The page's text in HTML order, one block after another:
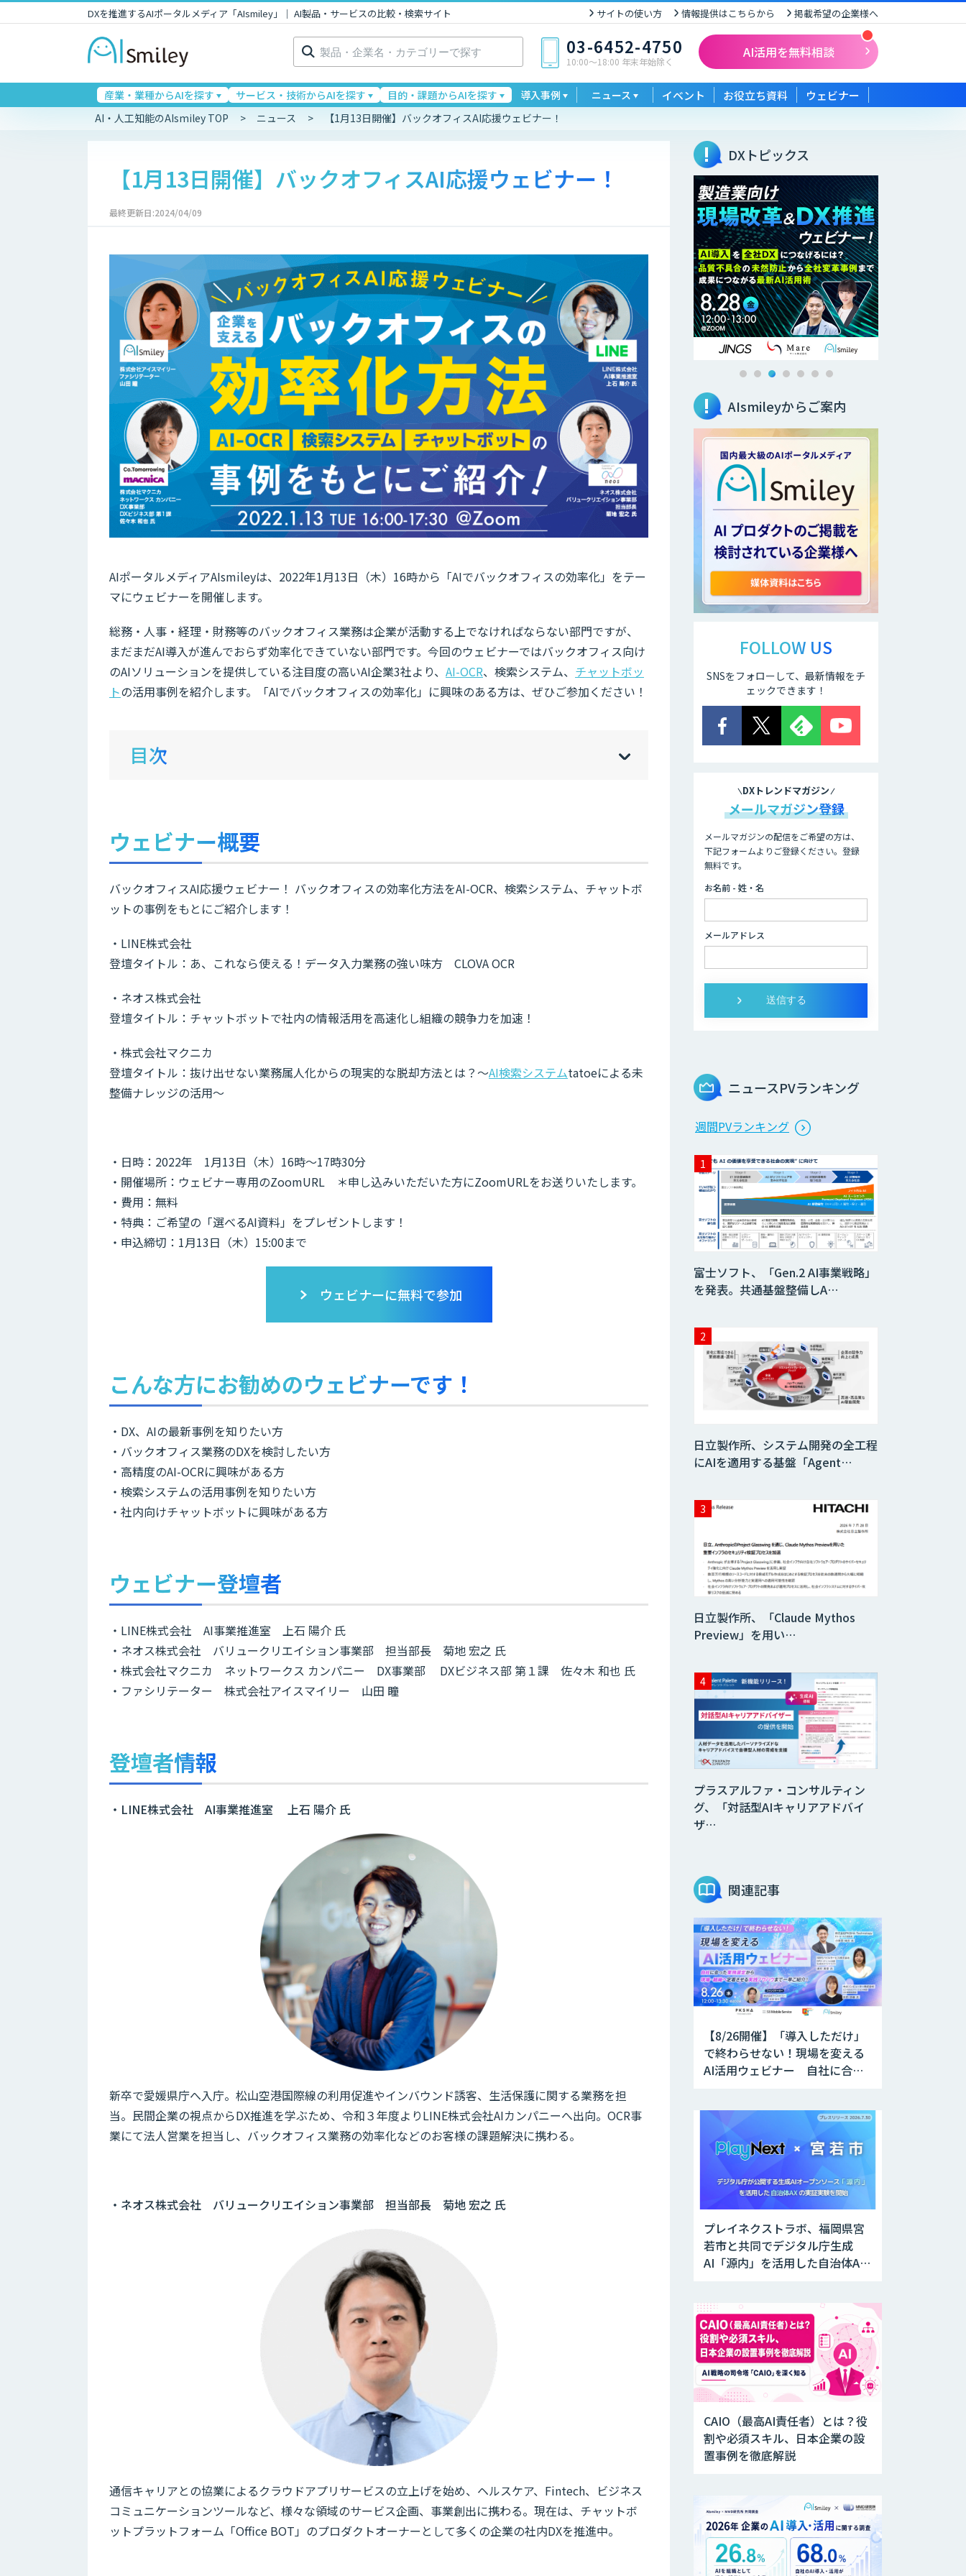
DXを推進するAIポータルメディア「AIsmiley」｜ AI製品・サービスの比較・検索サイト サイトの使い方 情報提供はこちらから 掲載希望の企業様へ
検
索: 03-6452-4750
10:00〜18:00 年末年始除く
AI活用を無料相談
産業・業種からAIを探す サービス・技術からAIを探す 目的・課題からAIを探す 導入事例 ニュース イベント お役立ち資料 ウェビナー
AI・人工知能のAIsmiley TOP ニュース 【1月13日開催】バックオフィスAI応援ウェビナー！
【1月13日開催】バックオフィスAI応援ウェビナー！
最終更新日:2024/04/09
AIポータルメディアAIsmileyは、2022年1月13日（木）16時から「AIでバックオフィスの効率化」をテー
マにウェビナーを開催します。
総務・人事・経理・財務等のバックオフィス業務は企業が活動する上でなければならない部門ですが、
まだまだAI導入が進んでおらず効率化できていない部門です。今回のウェビナーではバックオフィス向け
のAIソリューションを提供している注目度の高いAI企業3社より、 AI-OCR、検索システム、 チャットボッ
トの活用事例を紹介します。「AIでバックオフィスの効率化」に興味のある方は、ぜひご参加ください！
目次 [hi
]
[sh
]
ウェビナー概要
バックオフィスAI応援ウェビナー！ バックオフィスの効率化方法をAI-OCR、検索システム、チャットボ
ットの事例をもとにご紹介します！
・LINE株式会社
登壇タイトル：あ、これなら使える！データ入力業務の強い味方 CLOVA OCR
・ネオス株式会社
登壇タイトル：チャットボットで社内の情報活用を高速化し組織の競争力を加速！
・株式会社マクニカ
登壇タイトル：抜け出せない業務属人化からの現実的な脱却方法とは？〜AI検索システムtatoeによる未
整備ナレッジの活用〜
・日時：2022年 1月13日（木）16時～17時30分
・開催場所：ウェビナー専用のZoomURL ＊申し込みいただいた方にZoomURLをお送りいたします。
・費用：無料
・特典：ご希望の「選べるAI資料」をプレゼントします！
・申込締切：1月13日（木）15:00まで
ウェビナーに無料で参加
こんな方にお勧めのウェビナーです！
・DX、AIの最新事例を知りたい方
・バックオフィス業務のDXを検討したい方
・高精度のAI-OCRに興味がある方
・検索システムの活用事例を知りたい方
・社内向けチャットボットに興味がある方
ウェビナー登壇者
・LINE株式会社 AI事業推進室 上石 陽介 氏
・ネオス株式会社 バリュークリエイション事業部 担当部長 菊地 宏之 氏
・株式会社マクニカ ネットワークス カンパニー DX事業部 DXビジネス部 第１課 佐々木 和也 氏
・ファシリテーター 株式会社アイスマイリー 山田 瞳
登壇者情報
・LINE株式会社 AI事業推進室 上石 陽介 氏
新卒で愛媛県庁へ入庁。松山空港国際線の利用促進やインバウンド誘客、生活保護に関する業務を担
当。民間企業の視点からDX推進を学ぶため、令和３年度よりLINE株式会社AIカンパニーへ出向。OCR事
業にて法人営業を担当し、バックオフィス業務の効率化などのお客様の課題解決に携わる。
・ネオス株式会社 バリュークリエイション事業部 担当部長 菊地 宏之 氏
通信キャリアとの協業によるクラウドアプリサービスの立上げを始め、ヘルスケア、Fintech、ビジネス
コミュニケーションツールなど、様々な領域のサービス企画、事業創出に携わる。現在は、チャットボ
ットプラットフォーム「Office BOT」のプロダクトオーナーとして多くの企業の社内DXを推進中。
DXトピックス
AIsmileyからご案内
FOLLOW US
SNSをフォローして、最新情報をチ
ェックできます！
DXトレンドマガジン
メールマガジン登録
メールマガジンの配信をご希望の方は、
下記フォームよりご登録ください。登録
無料です。
お名前 - 姓・名
メールアドレス
ニュースPVランキング
週間PVランキング
富士ソフト、「Gen.2 AI事業戦略」
を発表。共通基盤整備しA…
日立製作所、システム開発の全工程
にAIを適用する基盤「Agent…
日立製作所、「Claude Mythos
Preview」を用い…
プラスアルファ・コンサルティン
グ、「対話型AIキャリアアドバイ
ザ…
関連記事
【8/26開催】「導入しただけ」
で終わらせない！現場を変える
AI活用ウェビナー 自社に合っ
ご紹介！
プレイネクストラボ、福岡県宮
若市と共同でデジタル庁生成
AI「源内」を活用した自治体AX
CAIO（最高AI責任者）とは？役
割や必須スキル、日本企業の設
置事例を徹底解説